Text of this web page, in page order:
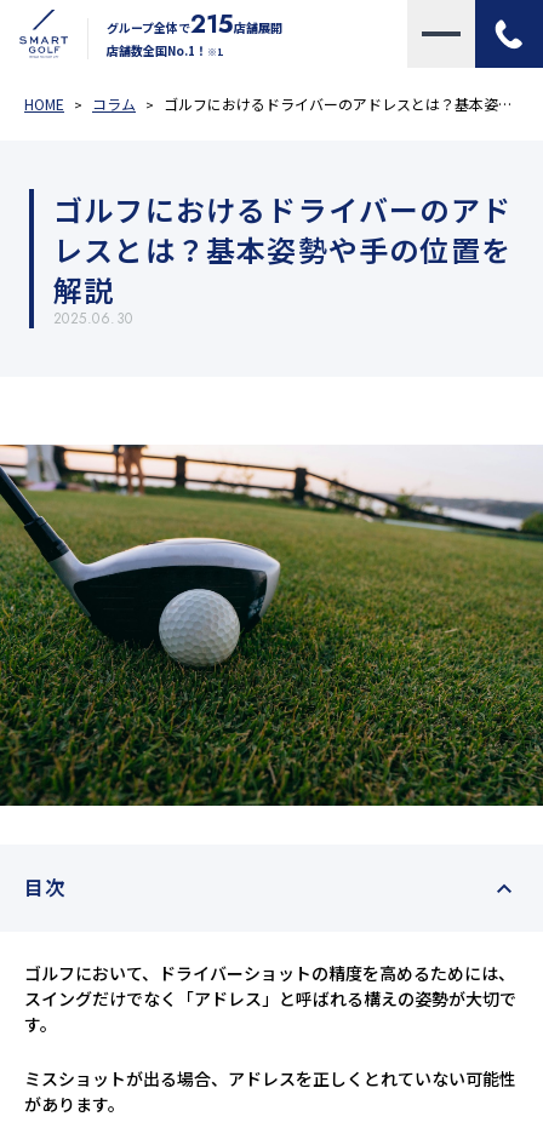
グループ全体で215店舗展開
店舗数全国No.1！ ※1
HOME コラム ゴルフにおけるドライバーのアドレスとは？基本姿勢や手の位置を解説
ゴルフにおけるドライバーのアド
レスとは？基本姿勢や手の位置を
解説
2025.06.30
目次
ゴルフにおいて、ドライバーショットの精度を高めるためには、
スイングだけでなく「アドレス」と呼ばれる構えの姿勢が大切で
す。
ミスショットが出る場合、アドレスを正しくとれていない可能性
があります。